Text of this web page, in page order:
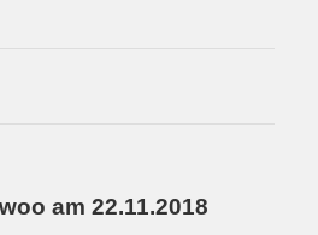
am 22.11.2018